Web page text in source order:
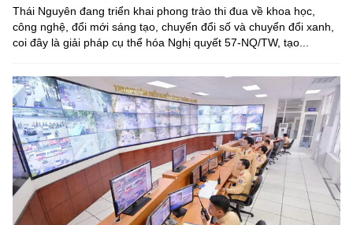
Thái Nguyên đang triển khai phong trào thi đua về khoa học,
công nghệ, đổi mới sáng tạo, chuyển đổi số và chuyển đổi xanh,
coi đây là giải pháp cụ thể hóa Nghị quyết 57-NQ/TW, tạo...